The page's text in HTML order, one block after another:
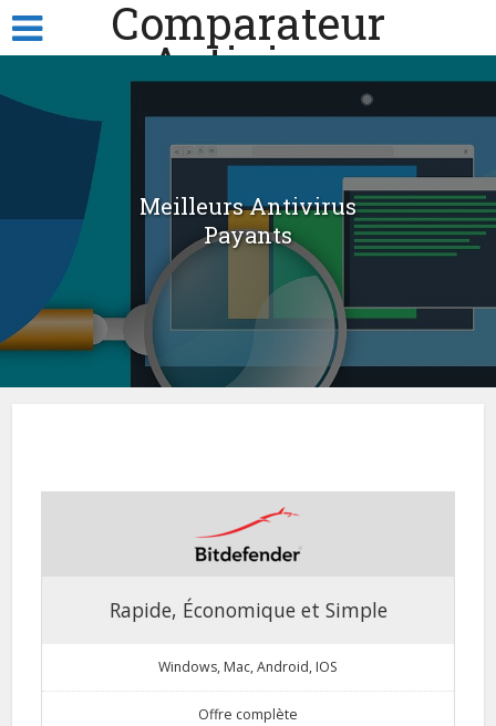
Comparateur
Antivirus
Meilleurs Antivirus
Payants
Rapide, Économique et Simple
Windows, Mac, Android, IOS
Offre complète